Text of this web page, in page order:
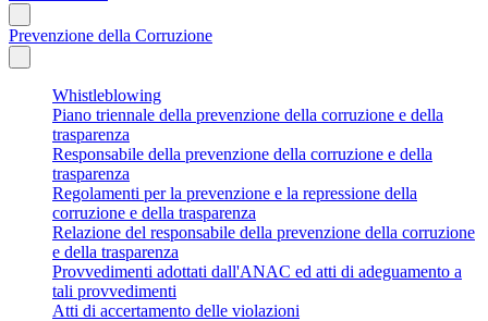
Prevenzione della Corruzione
Whistleblowing
Piano triennale della prevenzione della corruzione e della
trasparenza
Responsabile della prevenzione della corruzione e della
trasparenza
Regolamenti per la prevenzione e la repressione della
corruzione e della trasparenza
Relazione del responsabile della prevenzione della corruzione
e della trasparenza
Provvedimenti adottati dall'ANAC ed atti di adeguamento a
tali provvedimenti
Atti di accertamento delle violazioni